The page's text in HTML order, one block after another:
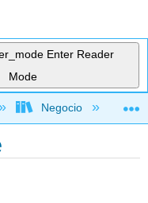
Enter Reader
Mode
global
Negocio